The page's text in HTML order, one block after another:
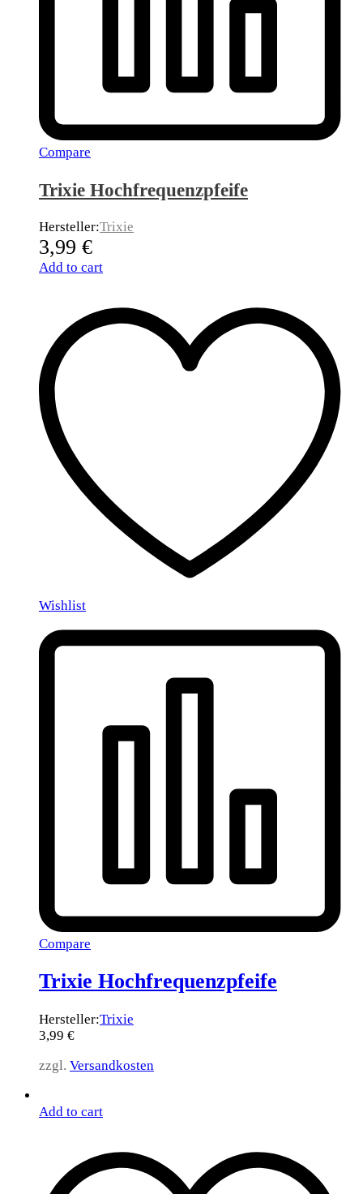
Compare
Trixie Hochfrequenzpfeife
Hersteller:Trixie
3,99 €
Add to cart
Wishlist
Compare
Trixie Hochfrequenzpfeife
Hersteller:Trixie
3,99 €
zzgl. Versandkosten
Add to cart